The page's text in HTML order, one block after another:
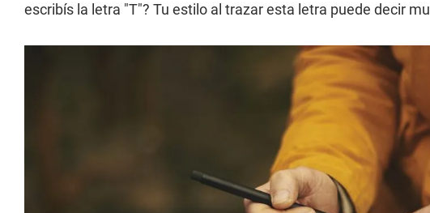
escribís la letra "T"? Tu estilo al trazar esta letra puede decir